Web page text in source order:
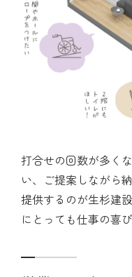
打合せの回数が多く
い、ご提案しながら
提供するのが生杉建
にとっても仕事の喜